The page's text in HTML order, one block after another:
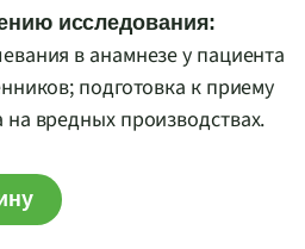
исследования:
в анамнезе у пациента
подготовка к приему
вредных производствах.